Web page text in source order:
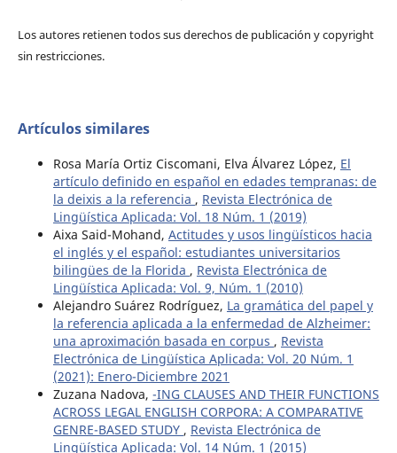
Los autores retienen todos sus derechos de publicación y copyright
sin restricciones.
Artículos similares
Rosa María Ortiz Ciscomani, Elva Álvarez López, El
artículo definido en español en edades tempranas: de
la deixis a la referencia , Revista Electrónica de
Lingüística Aplicada: Vol. 18 Núm. 1 (2019)
Aixa Said-Mohand, Actitudes y usos lingüísticos hacia
el inglés y el español: estudiantes universitarios
bilingües de la Florida , Revista Electrónica de
Lingüística Aplicada: Vol. 9, Núm. 1 (2010)
Alejandro Suárez Rodríguez, La gramática del papel y
la referencia aplicada a la enfermedad de Alzheimer:
una aproximación basada en corpus , Revista
Electrónica de Lingüística Aplicada: Vol. 20 Núm. 1
(2021): Enero-Diciembre 2021
Zuzana Nadova, -ING CLAUSES AND THEIR FUNCTIONS
ACROSS LEGAL ENGLISH CORPORA: A COMPARATIVE
GENRE-BASED STUDY , Revista Electrónica de
Lingüística Aplicada: Vol. 14 Núm. 1 (2015)